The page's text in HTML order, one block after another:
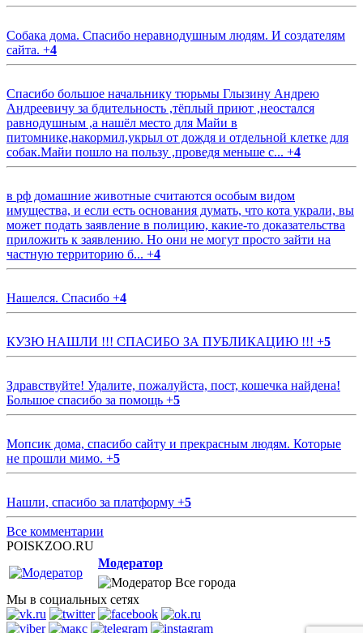
Собака дома. Спасибо неравнодушным людям. И создателям
сайта. +4
Спасибо большое начальнику тюрьмы Глызину Андрею
Андреевичу за бдительность ,тёплый приют ,неостался
равнодушным ,а нашёл место для Майи в
питомнике,накормил,укрыл от дождя и отдельной клетке для
собак.Майи пошло на пользу ,проведя меньше с... +4
в рф домашние животные считаются особым видом
имущества, и если есть основания думать, что кота украли, вы
может подать заявление в полицию, какие-то доказательства
приложить к заявлению. Но они не могут просто зайти на
частную территорию б... +4
Нашелся. Спасибо +4
КУЗЮ НАШЛИ !!! СПАСИБО ЗА ПУБЛИКАЦИЮ !!! +5
Здравствуйте! Удалите, пожалуйста, пост, кошечка найдена!
Большое спасибо за помощь +5
Мопсик дома, спасибо сайту и прекрасным людям. Которые
не прошли мимо. +5
Нашли, спасибо за платформу +5
Все комментарии
POISKZOO.RU
Модератор
Все города
Мы в социальных сетях